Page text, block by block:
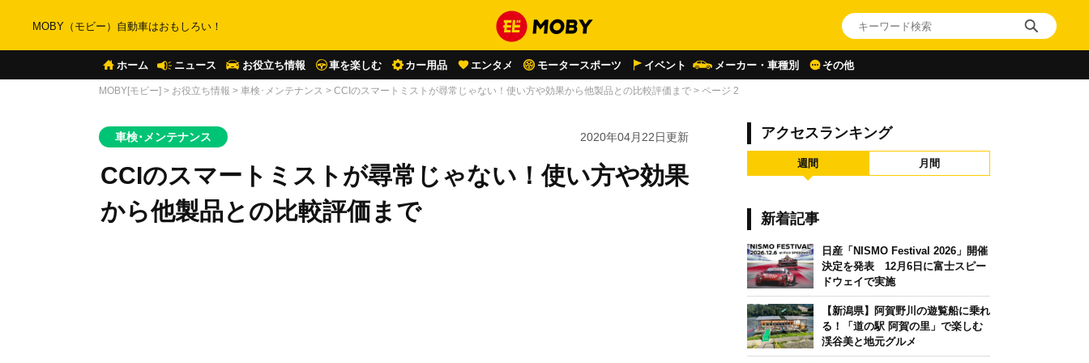
MOBY（モビー）自動車はおもしろい！
ホーム ニュース お役立ち情報 車を楽しむ カー用品 エンタメ モータースポーツ イベント メーカー・車種別 その他
MOBY[モビー] > お役立ち情報 > 車検･メンテナンス > CCIのスマートミストが尋常じゃない！使い方や効果から他製品との比較評価まで > ページ 2
車検･メンテナンス 2020年04月22日更新
CCIのスマートミストが尋常じゃない！使い方や効果
から他製品との比較評価まで
アクセスランキング
週間 月間
新着記事
日産「NISMO Festival 2026」開催
決定を発表 12月6日に富士スピー
ドウェイで実施
【新潟県】阿賀野川の遊覧船に乗れ
る！「道の駅 阿賀の里」で楽しむ
渓谷美と地元グルメ